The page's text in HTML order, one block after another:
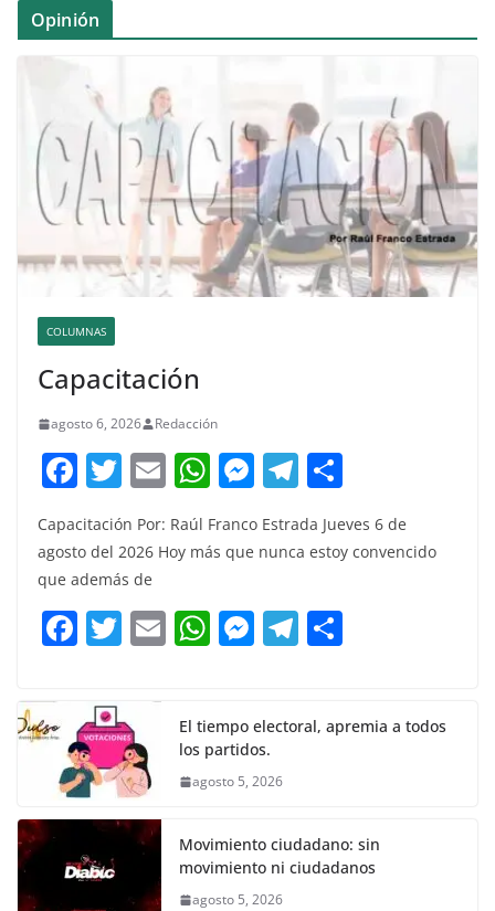
Opinión
COLUMNAS
Capacitación
agosto 6, 2026 Redacción
F
a
c
e
b
o
k
T
itt
er
E
m
ai
W
at
A
p
M
ss
n
g
T
el
e
a
m
m
p
Capacitación Por: Raúl Franco Estrada Jueves 6 de
agosto del 2026 Hoy más que nunca estoy convencido
que además de
F
e
b
o
o
k
T
itt
er
E W
s
A
p
M
e
n
er
T
gr p
El tiempo electoral, apremia a todos
los partidos.
agosto 5, 2026
Movimiento ciudadano: sin
movimiento ni ciudadanos
agosto 5, 2026